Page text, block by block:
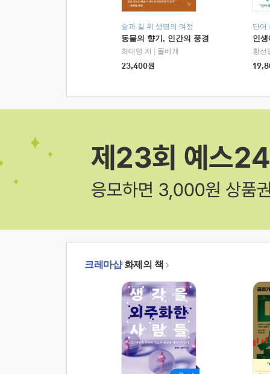
숲과 길 위 생명의 여정
동물의 향기, 인간의 풍경
최태영 저
돌베개
23,400원
단어
인
황선
크레마샵화제의 책